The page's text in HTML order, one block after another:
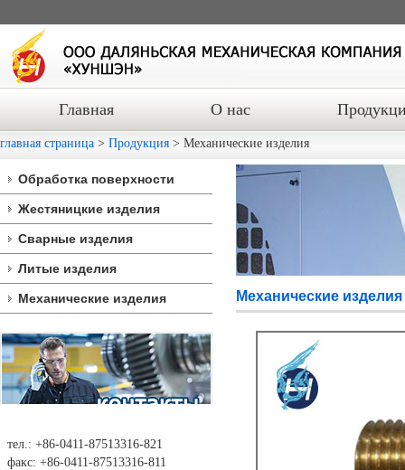
Главная О нас
главная страница > Продукция > Механические изделия
Обработка поверхности
Жестяницкие изделия
Сварные изделия
Литые изделия
Механические изделия
тел.: +86-0411-87513316-821
факс: +86-0411-87513316-811
Механические изделия